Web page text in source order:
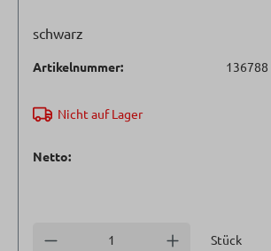
schwarz
Artikelnummer: 136788
Nicht auf Lager
Netto:
Anzahl verringern Anzahl erhöhen